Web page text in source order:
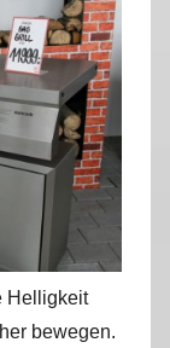
Helligkeit
bewegen.